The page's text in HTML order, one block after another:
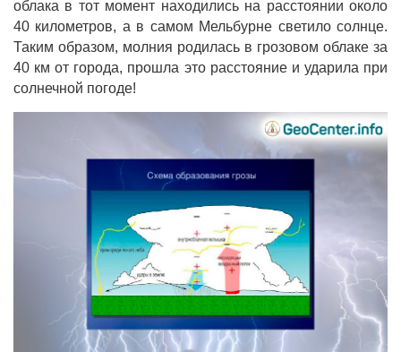
облака в тот момент находились на расстоянии около
40 километров, а в самом Мельбурне светило солнце.
Таким образом, молния родилась в грозовом облаке за
40 км от города, прошла это расстояние и ударила при
солнечной погоде!